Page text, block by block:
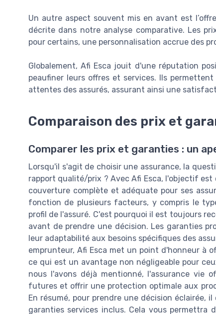
Un autre aspect souvent mis en avant est
décrite dans notre analyse comparative. Les
pour certains, une personnalisation accrue des
Globalement, Afi Esca jouit d'une réputation
peaufiner leurs offres et services. Ils
attentes des assurés, assurant ainsi une
Comparaison des prix et
Comparer les prix et garanties : un
Lorsqu'il s'agit de choisir une assurance, la
rapport qualité/prix ? Avec Afi Esca, l'objectif
couverture complète et adéquate pour ses
fonction de plusieurs facteurs, y compris le
profil de l'assuré. C'est pourquoi il est toujours
avant de prendre une décision. Les garanties
leur adaptabilité aux besoins spécifiques des
emprunteur, Afi Esca met un point d'honneur à
ce qui est un avantage non négligeable pour
nous l'avons déjà mentionné, l'assurance vie
futures et offrir une protection optimale aux
En résumé, pour prendre une décision éclairée,
garanties services inclus. Cela vous permettra